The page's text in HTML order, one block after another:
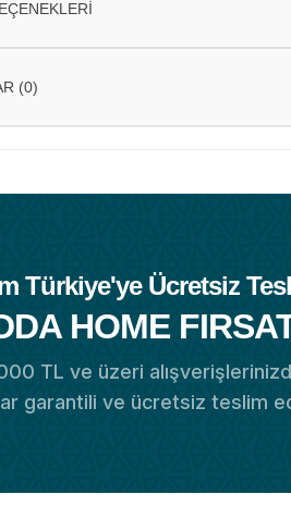
(0)
Türkiye'ye Ücretsiz
HOME
TL ve üzeri
garantili ve ücretsiz teslim